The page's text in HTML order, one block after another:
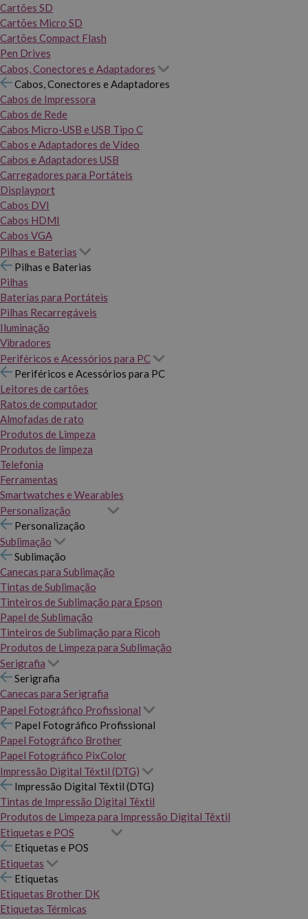
Cartões SD
Cartões Micro SD
Cartões Compact Flash
Pen Drives
Cabos, Conectores e Adaptadores
Cabos, Conectores e Adaptadores
Cabos de Impressora
Cabos de Rede
Cabos Micro-USB e USB Tipo C
Cabos e Adaptadores de Vídeo
Cabos e Adaptadores USB
Carregadores para Portáteis
Displayport
Cabos DVI
Cabos HDMI
Cabos VGA
Pilhas e Baterias
Pilhas e Baterias
Pilhas
Baterias para Portáteis
Pilhas Recarregáveis
Iluminação
Vibradores
Periféricos e Acessórios para PC
Periféricos e Acessórios para PC
Leitores de cartões
Ratos de computador
Almofadas de rato
Produtos de Limpeza
Produtos de limpeza
Telefonia
Ferramentas
Smartwatches e Wearables
Personalização
Personalização
Sublimação
Sublimação
Canecas para Sublimação
Tintas de Sublimação
Tinteiros de Sublimação para Epson
Papel de Sublimação
Tinteiros de Sublimação para Ricoh
Produtos de Limpeza para Sublimação
Serigrafia
Serigrafia
Canecas para Serigrafia
Papel Fotográfico Profissional
Papel Fotográfico Profissional
Papel Fotográfico Brother
Papel Fotográfico PixColor
Impressão Digital Têxtil (DTG)
Impressão Digital Têxtil (DTG)
Tintas de Impressão Digital Têxtil
Produtos de Limpeza para Impressão Digital Têxtil
Etiquetas e POS
Etiquetas e POS
Etiquetas
Etiquetas
Etiquetas Brother DK
Etiquetas Térmicas